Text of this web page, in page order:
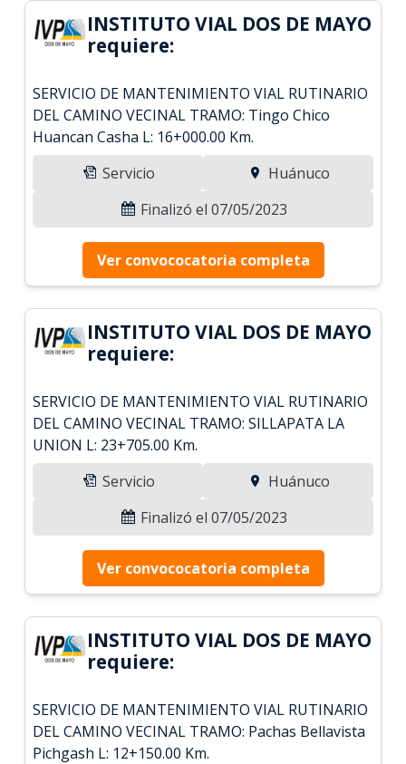
INSTITUTO VIAL DOS DE MAYO
requiere:
SERVICIO DE MANTENIMIENTO VIAL RUTINARIO
DEL CAMINO VECINAL TRAMO: Tingo Chico
Huancan Casha L: 16+000.00 Km.
Servicio
Huánuco
Finalizó el 07/05/2023
Ver convococatoria completa
INSTITUTO VIAL DOS DE MAYO
requiere:
SERVICIO DE MANTENIMIENTO VIAL RUTINARIO
DEL CAMINO VECINAL TRAMO: SILLAPATA LA
UNION L: 23+705.00 Km.
Servicio
Huánuco
Finalizó el 07/05/2023
Ver convococatoria completa
INSTITUTO VIAL DOS DE MAYO
requiere:
SERVICIO DE MANTENIMIENTO VIAL RUTINARIO
DEL CAMINO VECINAL TRAMO: Pachas Bellavista
Pichgash L: 12+150.00 Km.